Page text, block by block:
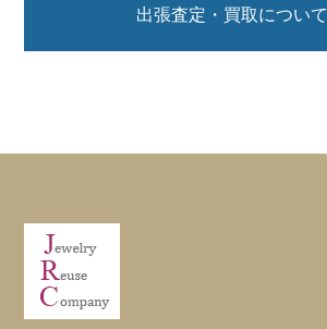
出張査定・買取について